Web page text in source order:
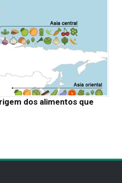
dos alimentos que